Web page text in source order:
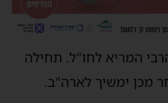
המריא לחו"ל. תחילה
מכן ימשיך לארה"ב.